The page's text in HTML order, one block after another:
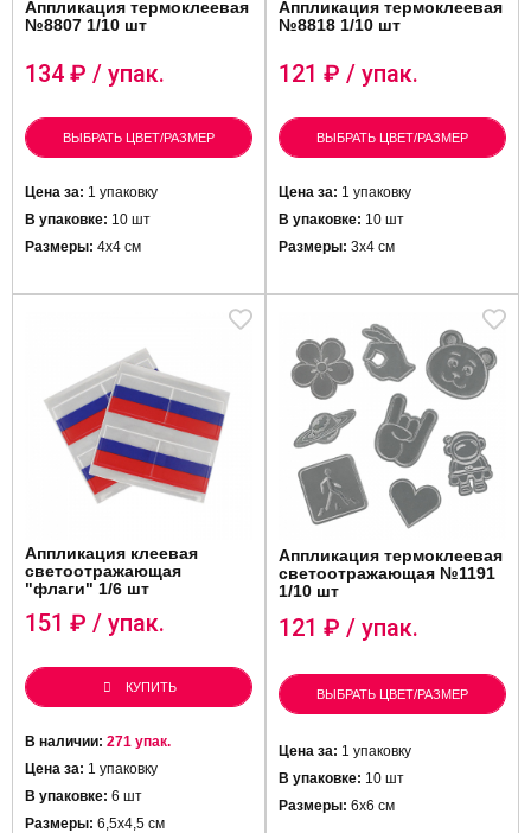
Аппликация термоклеевая
№8807 1/10 шт
134 ₽ / упак.
ВЫБРАТЬ ЦВЕТ/РАЗМЕР
Цена за: 1 упаковку
В упаковке: 10 шт
Размеры: 4х4 см
Аппликация термоклеевая
№8818 1/10 шт
121 ₽ / упак.
ВЫБРАТЬ ЦВЕТ/РАЗМЕР
Цена за: 1 упаковку
В упаковке: 10 шт
Размеры: 3х4 см
Аппликация клеевая
светоотражающая
"флаги" 1/6 шт
151 ₽ / упак.
КУПИТЬ
В наличии: 271 упак.
Цена за: 1 упаковку
В упаковке: 6 шт
Размеры: 6,5х4,5 см
Аппликация термоклеевая
светоотражающая №1191
1/10 шт
121 ₽ / упак.
ВЫБРАТЬ ЦВЕТ/РАЗМЕР
Цена за: 1 упаковку
В упаковке: 10 шт
Размеры: 6х6 см